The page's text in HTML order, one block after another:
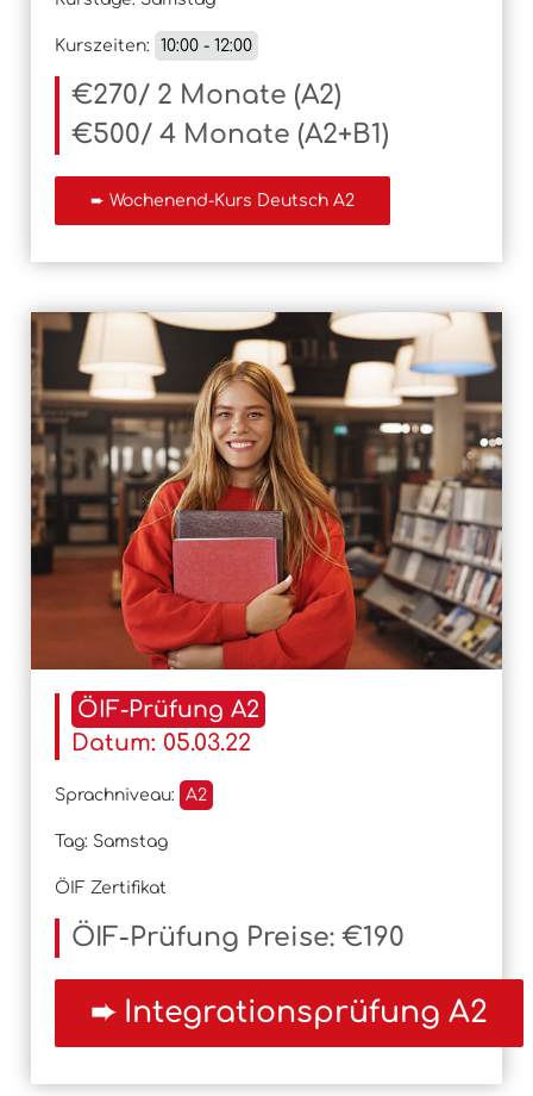
Kurszeiten: 10:00 - 12:00
€270/ 2 Monate (A2)
€500/ 4 Monate (A2+B1)
ÖIF-Prüfung A2
Datum: 05.03.22
Sprachniveau: A2
Tag: Samstag
ÖIF Zertifikat
ÖIF-Prüfung Preise: €190